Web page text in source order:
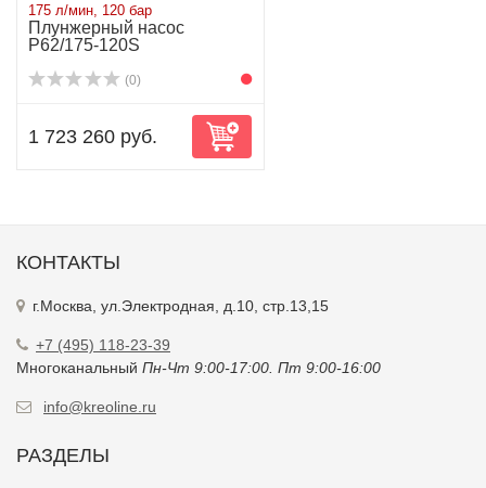
175 л/мин, 120 бар
Плунжерный насос
P62/175-120S
(0)
1 723 260 руб.
КОНТАКТЫ
г.Москва, ул.Электродная, д.10, стр.13,15
+7 (495) 118-23-39
Многоканальный Пн-Чт 9:00-17:00. Пт 9:00-16:00
info@kreoline.ru
РАЗДЕЛЫ